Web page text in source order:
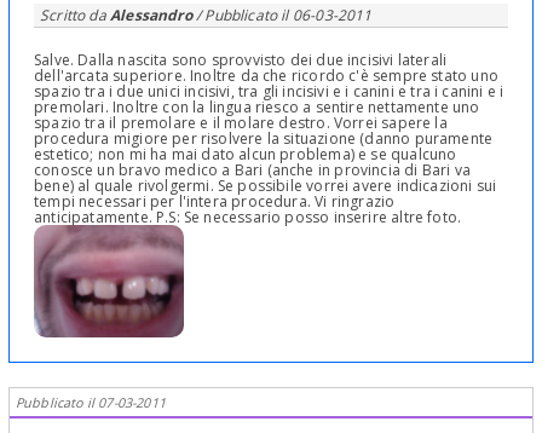
Scritto daAlessandro/ Pubblicato il 06-03-2011
Salve. Dalla nascita sono sprovvisto dei due incisivi laterali
dell'arcata superiore. Inoltre da che ricordo c'è sempre stato uno
spazio tra i due unici incisivi, tra gli incisivi e i canini e tra i canini e i
premolari. Inoltre con la lingua riesco a sentire nettamente uno
spazio tra il premolare e il molare destro. Vorrei sapere la
procedura migiore per risolvere la situazione (danno puramente
estetico; non mi ha mai dato alcun problema) e se qualcuno
conosce un bravo medico a Bari (anche in provincia di Bari va
bene) al quale rivolgermi. Se possibile vorrei avere indicazioni sui
tempi necessari per l'intera procedura. Vi ringrazio
anticipatamente. P.S: Se necessario posso inserire altre foto.
Pubblicato il 07-03-2011